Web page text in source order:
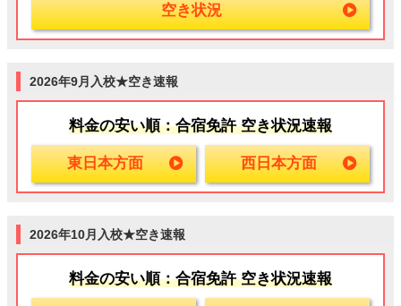
空き状況
2026年9月入校★空き速報
料金の安い順：合宿免許 空き状況速報
東日本方面 西日本方面
2026年10月入校★空き速報
料金の安い順：合宿免許 空き状況速報